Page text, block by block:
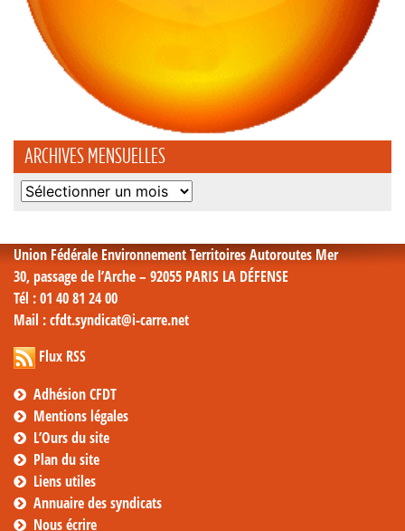
ARCHIVES MENSUELLES
Archives
Union Fédérale Environnement Territoires Autoroutes Mer
30, passage de l’Arche – 92055 PARIS LA DÉFENSE
Tél : 01 40 81 24 00
Mail : cfdt.syndicat@i-carre.net
Flux RSS
Adhésion CFDT
Mentions légales
L’Ours du site
Plan du site
Liens utiles
Annuaire des syndicats
Nous écrire